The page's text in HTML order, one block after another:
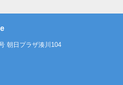
朝日プラザ湊川104